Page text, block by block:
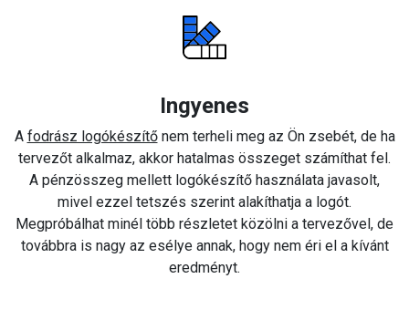
Ingyenes
A fodrász logókészítőnem terheli meg az Ön zsebét, de ha
tervezőt alkalmaz, akkor hatalmas összeget számíthat fel.
A pénzösszeg mellett logókészítő használata javasolt,
mivel ezzel tetszés szerint alakíthatja a logót.
Megpróbálhat minél több részletet közölni a tervezővel, de
továbbra is nagy az esélye annak, hogy nem éri el a kívánt
eredményt.